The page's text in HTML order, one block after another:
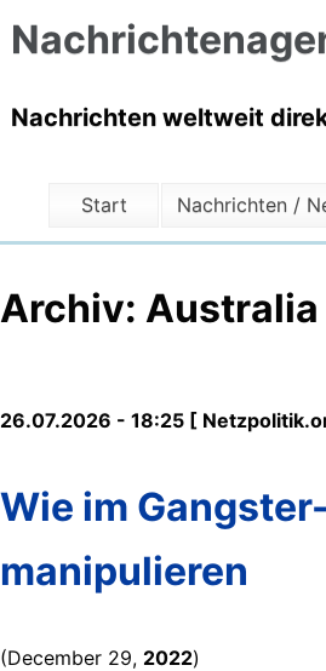
Nachrichten weltweit
Start Nachrichten /
Archiv:
26.07.2026 - 18:25 [
Wie im
manipulieren
(December 29, 2022)